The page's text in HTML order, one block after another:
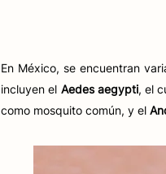
En México, se encuentran
incluyen el Aedes aegypti, el
como mosquito común, y el